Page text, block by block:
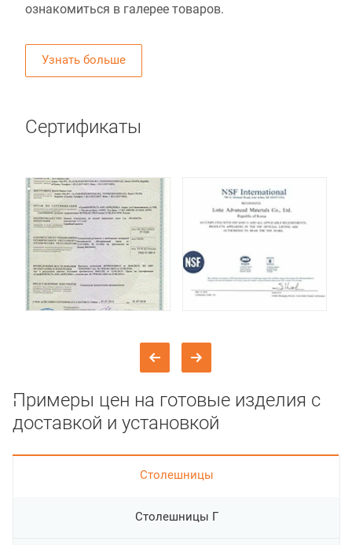
ознакомиться в галерее товаров.
Узнать больше
Сертификаты
Примеры цен на готовые изделия с
доставкой и установкой
Cтолешницы
Столешницы Г